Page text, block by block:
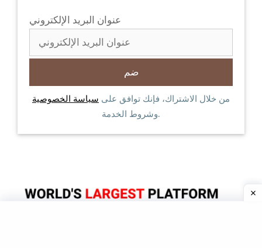
عنوان البريد الإلكتروني
من خلال الاشتراك، فإنك توافق على سياسة الخصوصية
وشروط الخدمة.